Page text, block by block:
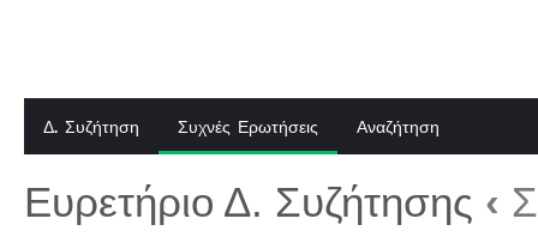
Δ. Συζήτηση Συχνές Ερωτήσεις Αναζήτηση
Ευρετήριο Δ. Συζήτησης ‹